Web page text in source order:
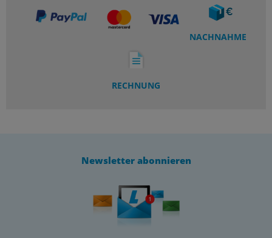
NACHNAHME
RECHNUNG
Newsletter abonnieren